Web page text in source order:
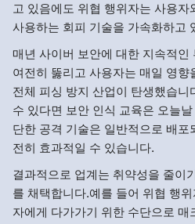
고 있음에도 위협 행위자는 사용자
사용하는 회피 기술을 가속화하고
매년 사이버 보안에 대한 지속적
여전히 뚫리고 사용자는 매일 영향
전체 피싱 방지 산업이 탄생했습
수 있다면 보안 인식 교육은 오늘
단한 공격 기술은 일반적으로 배포
전히 효과적일 수 있습니다.
결과적으로 업계는 취약성을 줄이
를 채택합니다.예를 들어 위협 행
자에게 다가가기 위한 수단으로 매